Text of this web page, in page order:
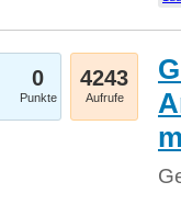
0
Punkte
4243
Aufrufe